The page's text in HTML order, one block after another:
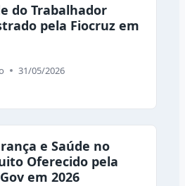
do Trabalhador
pela Fiocruz em
31/05/2026
e Saúde no
Oferecido pela
em 2026